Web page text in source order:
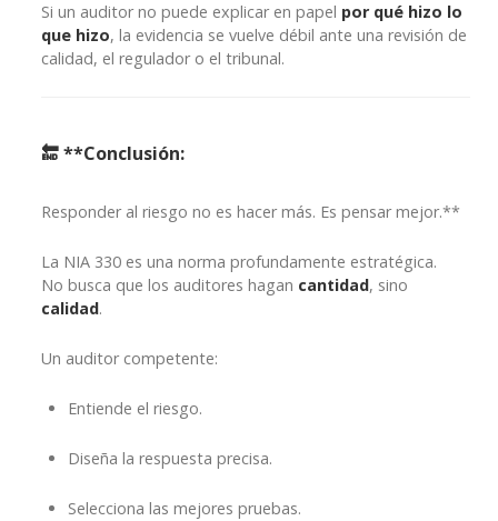
Si un auditor no puede explicar en papel por qué hizo lo
que hizo, la evidencia se vuelve débil ante una revisión de
calidad, el regulador o el tribunal.
🔚 **Conclusión:
Responder al riesgo no es hacer más. Es pensar mejor.**
La NIA 330 es una norma profundamente estratégica.
No busca que los auditores hagan cantidad, sino
calidad.
Un auditor competente:
Entiende el riesgo.
Diseña la respuesta precisa.
Selecciona las mejores pruebas.